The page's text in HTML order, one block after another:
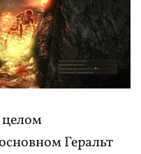
Геральт